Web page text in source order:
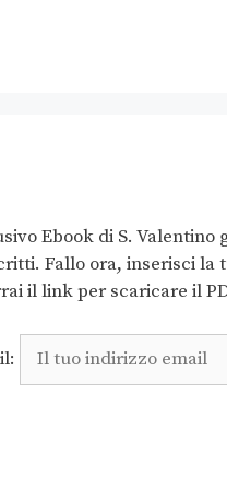
Ebook di S. Valentino
Fallo ora, inserisci la
il link per scaricare il